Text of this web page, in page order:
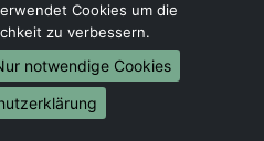
Norwegen
Berlin
Cookies um die
zu verbessern.
notwendige Cookies